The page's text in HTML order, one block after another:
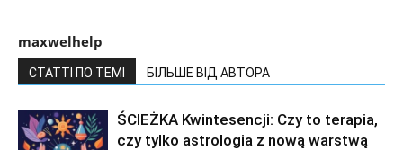
maxwelhelp
СТАТТІ ПО ТЕМІ БІЛЬШЕ ВІД АВТОРА
ŚCIEŻKA Kwintesencji: Czy to terapia,
czy tylko astrologia z nową warstwą